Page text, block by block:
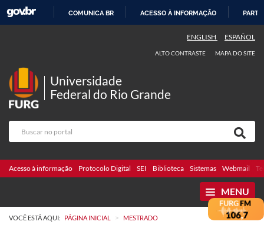
COMUNICA BR ACESSO À INFORMAÇÃO
ENGLISH ESPAÑOL
ALTO CONTRASTE MAPA DO SITE
Universidade
Federal do Rio Grande
Acesso à informação Protocolo Digital SEI Biblioteca Sistemas Webmail
MENU
VOCÊ ESTÁ AQUI: PÁGINA INICIAL > MESTRADO